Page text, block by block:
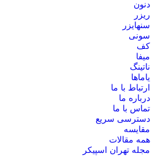
دنون
ریزر
سنهایزر
سونی
کف
میفا
ناتینگ
یاماها
ارتباط با ما
درباره ما
تماس با ما
دسترسی سریع
مقایسه
همه مقالات
مجله تهران اسپیکر